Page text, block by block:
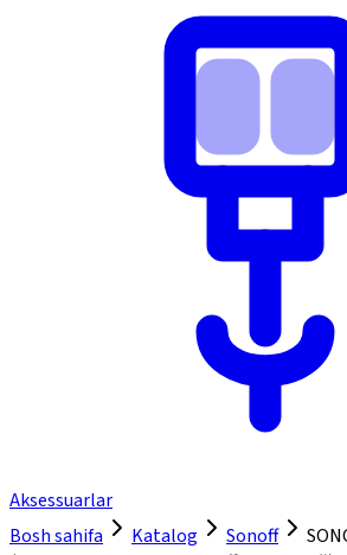
Aksessuarlar
Bosh sahifa
Katalog Sonoff